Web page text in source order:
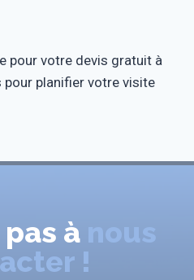
pour votre devis gratuit à
planifier votre visite
pas à nous
!